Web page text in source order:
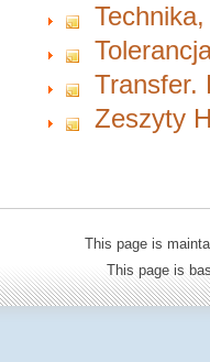
Transfer.
Zeszyty
This page is
This page is